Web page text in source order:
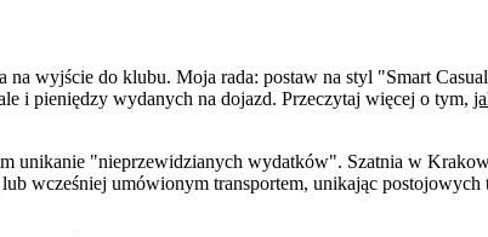
wyjście do klubu. Moja rada: postaw na styl "Smart
i pieniędzy wydanych na dojazd. Przeczytaj więcej o tym,
unikanie "nieprzewidzianych wydatków". Szatnia w
wcześniej umówionym transportem, unikając